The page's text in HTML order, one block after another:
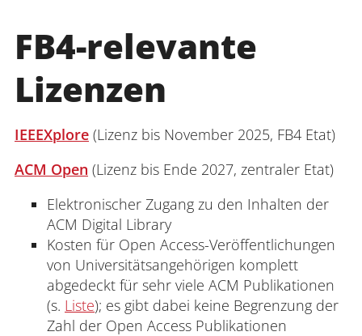
FB4-relevante
Lizenzen
IEEEXplore (Lizenz bis November 2025, FB4 Etat)
ACM Open (Lizenz bis Ende 2027, zentraler Etat)
Elektronischer Zugang zu den Inhalten der
ACM Digital Library
Kosten für Open Access-Veröffentlichungen
von Universitätsangehörigen komplett
abgedeckt für sehr viele ACM Publikationen
(s. Liste); es gibt dabei keine Begrenzung der
Zahl der Open Access Publikationen